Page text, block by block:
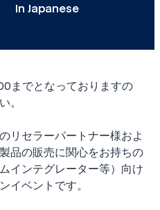
In Japanese
までとなっておりますの
。
リセラーパートナー様およ
品の販売に関心をお持ちの
インテグレーター等）向け
イベントです。​